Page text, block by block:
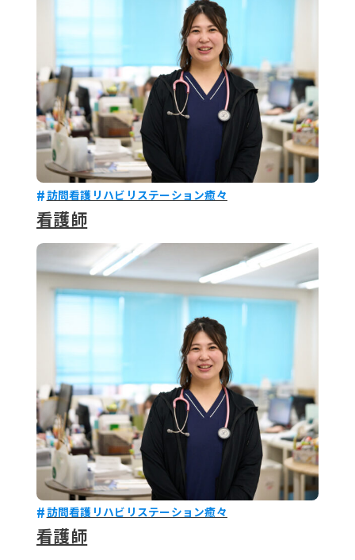
訪問看護リハビリステーション癒々
看護師
訪問看護リハビリステーション癒々
看護師